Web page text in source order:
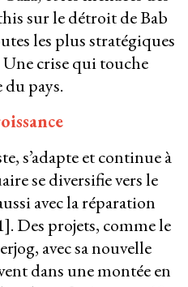
sur le détroit de Bab
les plus stratégiques
crise qui touche
pays.
s’adapte et continue à
se diversifie vers le
avec la réparation
Des projets, comme le
avec sa nouvelle
dans une montée en